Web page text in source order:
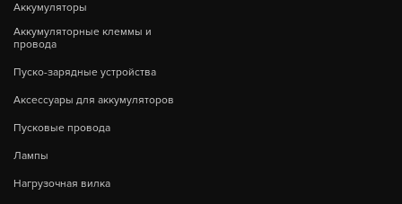
Аккумуляторы
Аккумуляторные клеммы и
провода
Пуско-зарядные устройства
Аксессуары для аккумуляторов
Пусковые провода
Лампы
Нагрузочная вилка